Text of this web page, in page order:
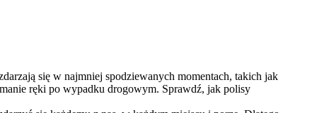
się w najmniej spodziewanych momentach, takich jak
ręki po wypadku drogowym. Sprawdź, jak polisy